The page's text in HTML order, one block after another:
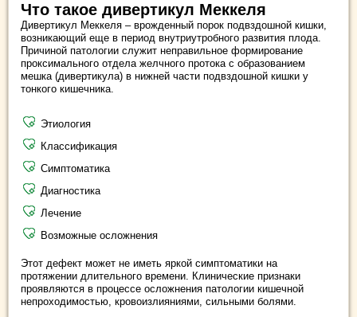
Что такое дивертикул Меккеля
Дивертикул Меккеля – врожденный порок подвздошной кишки,
возникающий еще в период внутриутробного развития плода.
Причиной патологии служит неправильное формирование
проксимального отдела желчного протока с образованием
мешка (дивертикула) в нижней части подвздошной кишки у
тонкого кишечника.
Этиология
Классификация
Симптоматика
Диагностика
Лечение
Возможные осложнения
Этот дефект может не иметь яркой симптоматики на
протяжении длительного времени. Клинические признаки
проявляются в процессе осложнения патологии кишечной
непроходимостью, кровоизлияниями, сильными болями.